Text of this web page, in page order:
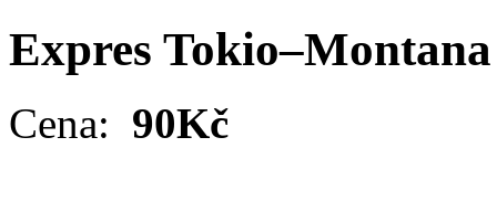
Expres Tokio–Montana
Cena: 90Kč